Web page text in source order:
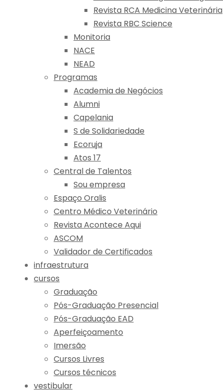
Revista RCA Medicina Veterinária
Revista RBC Science
Monitoria
NACE
NEAD
Programas
Academia de Negócios
Alumni
Capelania
S de Solidariedade
Ecoruja
Atos 17
Central de Talentos
Sou empresa
Espaço Oralis
Centro Médico Veterinário
Revista Acontece Aqui
ASCOM
Validador de Certificados
infraestrutura
cursos
Graduação
Pós-Graduação Presencial
Pós-Graduação EAD
Aperfeiçoamento
Imersão
Cursos Livres
Cursos técnicos
vestibular